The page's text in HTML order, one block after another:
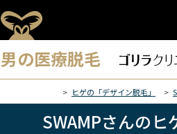
男の医療脱毛
ヒゲの「デザイン脱毛」
SWAMPさんのヒ